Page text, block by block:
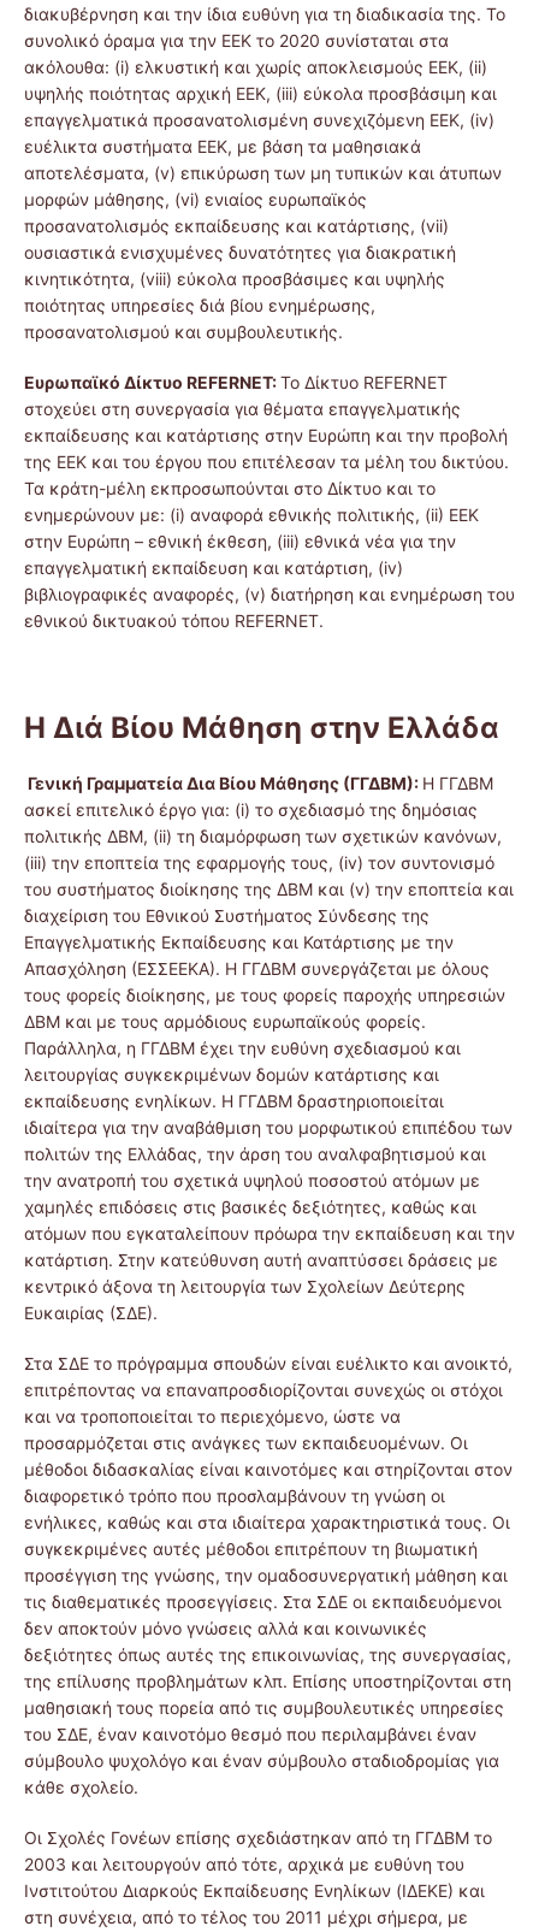
διακυβέρνηση και την ίδια ευθύνη για τη διαδικασία της. Το
συνολικό όραμα για την EEK το 2020 συνίσταται στα
ακόλουθα: (i) ελκυστική και χωρίς αποκλεισμούς EEK, (ii)
υψηλής ποιότητας αρχική EEK, (iii) εύκολα προσβάσιμη και
επαγγελματικά προσανατολισμένη συνεχιζόμενη EEK, (iv)
ευέλικτα συστήματα EEK, με βάση τα μαθησιακά
αποτελέσματα, (v) επικύρωση των μη τυπικών και άτυπων
μορφών μάθησης, (vi) ενιαίος ευρωπαϊκός
προσανατολισμός εκπαίδευσης και κατάρτισης, (vii)
ουσιαστικά ενισχυμένες δυνατότητες για διακρατική
κινητικότητα, (viii) εύκολα προσβάσιμες και υψηλής
ποιότητας υπηρεσίες διά βίου ενημέρωσης,
προσανατολισμού και συμβουλευτικής.
Ευρωπαϊκό Δίκτυο REFERNET:Το Δίκτυο REFERNET
στοχεύει στη συνεργασία για θέματα επαγγελματικής
εκπαίδευσης και κατάρτισης στην Ευρώπη και την προβολή
της ΕΕΚ και του έργου που επιτέλεσαν τα μέλη του δικτύου.
Τα κράτη-μέλη εκπροσωπούνται στο Δίκτυο και το
ενημερώνουν με: (i) αναφορά εθνικής πολιτικής, (ii) ΕΕΚ
στην Ευρώπη – εθνική έκθεση, (iii) εθνικά νέα για την
επαγγελματική εκπαίδευση και κατάρτιση, (iv)
βιβλιογραφικές αναφορές, (v) διατήρηση και ενημέρωση του
εθνικού δικτυακού τόπου REFERNET.
Η Διά Βίου Μάθηση στην Ελλάδα
Γενική Γραμματεία Δια Βίου Μάθησης (ΓΓΔΒΜ): Η ΓΓΔΒΜ
ασκεί επιτελικό έργο για: (i) το σχεδιασμό της δημόσιας
πολιτικής ΔΒΜ, (ii) τη διαμόρφωση των σχετικών κανόνων,
(iii) την εποπτεία της εφαρμογής τους, (iv) τον συντονισμό
του συστήματος διοίκησης της ΔΒΜ και (v) την εποπτεία και
διαχείριση του Εθνικού Συστήματος Σύνδεσης της
Επαγγελματικής Εκπαίδευσης και Κατάρτισης με την
Απασχόληση (ΕΣΣΕΕΚΑ). Η ΓΓΔΒΜ συνεργάζεται με όλους
τους φορείς διοίκησης, με τους φορείς παροχής υπηρεσιών
ΔΒΜ και με τους αρμόδιους ευρωπαϊκούς φορείς.
Παράλληλα, η ΓΓΔΒΜ έχει την ευθύνη σχεδιασμού και
λειτουργίας συγκεκριμένων δομών κατάρτισης και
εκπαίδευσης ενηλίκων. Η ΓΓΔΒΜ δραστηριοποιείται
ιδιαίτερα για την αναβάθμιση του μορφωτικού επιπέδου των
πολιτών της Ελλάδας, την άρση του αναλφαβητισμού και
την ανατροπή του σχετικά υψηλού ποσοστού ατόμων με
χαμηλές επιδόσεις στις βασικές δεξιότητες, καθώς και
ατόμων που εγκαταλείπουν πρόωρα την εκπαίδευση και την
κατάρτιση. Στην κατεύθυνση αυτή αναπτύσσει δράσεις με
κεντρικό άξονα τη λειτουργία των Σχολείων Δεύτερης
Ευκαιρίας (ΣΔΕ).
Στα ΣΔΕ το πρόγραμμα σπουδών είναι ευέλικτο και ανοικτό,
επιτρέποντας να επαναπροσδιορίζονται συνεχώς οι στόχοι
και να τροποποιείται το περιεχόμενο, ώστε να
προσαρμόζεται στις ανάγκες των εκπαιδευομένων. Οι
μέθοδοι διδασκαλίας είναι καινοτόμες και στηρίζονται στον
διαφορετικό τρόπο που προσλαμβάνουν τη γνώση οι
ενήλικες, καθώς και στα ιδιαίτερα χαρακτηριστικά τους. Οι
συγκεκριμένες αυτές μέθοδοι επιτρέπουν τη βιωματική
προσέγγιση της γνώσης, την ομαδοσυνεργατική μάθηση και
τις διαθεματικές προσεγγίσεις. Στα ΣΔΕ οι εκπαιδευόμενοι
δεν αποκτούν μόνο γνώσεις αλλά και κοινωνικές
δεξιότητες όπως αυτές της επικοινωνίας, της συνεργασίας,
της επίλυσης προβλημάτων κλπ. Επίσης υποστηρίζονται στη
μαθησιακή τους πορεία από τις συμβουλευτικές υπηρεσίες
του ΣΔΕ, έναν καινοτόμο θεσμό που περιλαμβάνει έναν
σύμβουλο ψυχολόγο και έναν σύμβουλο σταδιοδρομίας για
κάθε σχολείο.
Οι Σχολές Γονέων επίσης σχεδιάστηκαν από τη ΓΓΔΒΜ το
2003 και λειτουργούν από τότε, αρχικά με ευθύνη του
Ινστιτούτου Διαρκούς Εκπαίδευσης Ενηλίκων (ΙΔΕΚΕ) και
στη συνέχεια, από το τέλος του 2011 μέχρι σήμερα, με